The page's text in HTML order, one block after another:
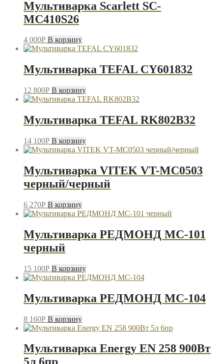
Мультиварка Scarlett SC-
MC410S26
4 000P В корзину
Мультиварка TEFAL CY601832
12 800P В корзину
Мультиварка TEFAL RK802B32
14 100P В корзину
Мультиварка VITEK VT-MC0503
черный/черный
6 270P В корзину
Мультиварка РЕДМОНД MC-101
черный
15 100P В корзину
Мультиварка РЕДМОНД MC-104
8 160P В корзину
Мультиварка Energy EN 258 900Вт